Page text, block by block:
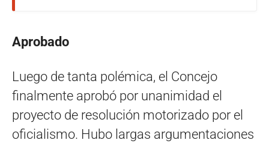
Aprobado
Luego de tanta polémica, el Concejo
finalmente aprobó por unanimidad el
proyecto de resolución motorizado por el
oficialismo. Hubo largas argumentaciones